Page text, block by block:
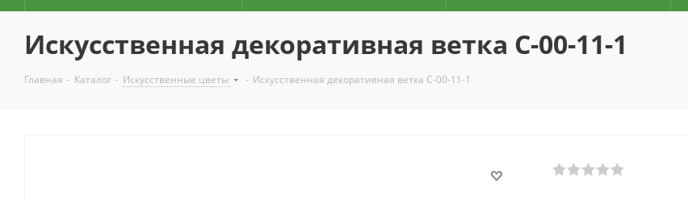
Искусственная декоративная ветка С-00-11-1
Главная - Каталог - Искусственные цветы - Искусственная декоративная ветка С-00-11-1